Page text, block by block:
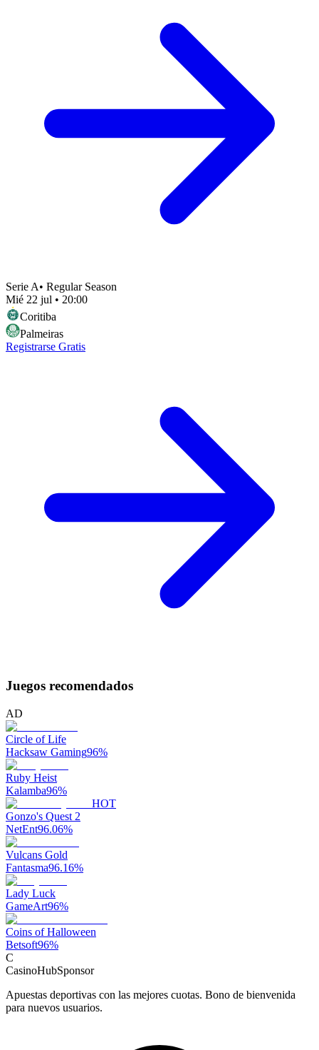
Serie A• Regular Season
Mié 22 jul • 20:00
Coritiba
Palmeiras
Registrarse Gratis
Juegos recomendados
AD
Circle of Life
Hacksaw Gaming96%
Ruby Heist
Kalamba96%
HOT
Gonzo's Quest 2
NetEnt96.06%
Vulcans Gold
Fantasma96.16%
Lady Luck
GameArt96%
Coins of Halloween
Betsoft96%
C
CasinoHubSponsor
Apuestas deportivas con las mejores cuotas. Bono de bienvenida
para nuevos usuarios.